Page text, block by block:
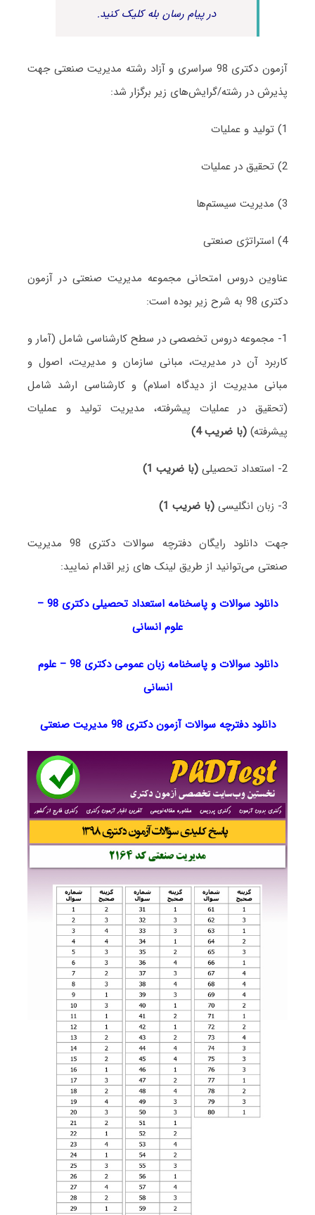
در پیام رسان بله کلیک کنید.
آزمون دکتری 98 سراسری و آزاد رشته مدیریت صنعتی جهت
پذیرش در رشته/گرایش‌های زیر برگزار شد:
1) تولید و عملیات
2) تحقیق در عملیات
3) مدیریت سیستم‏‌ها
4) استراتژی صنعتی
عناوین دروس امتحانی مجموعه مدیریت صنعتی در آزمون
دکتری 98 به شرح زیر بوده است:
1- مجموعه دروس تخصصی در سطح کارشناسی شامل (آمار و
کاربرد آن در مدیریت، مبانی سازمان و مدیریت، اصول و
مبانی مدیریت از دیدگاه اسلام) و کارشناسی ارشد شامل
(تحقیق در عملیات پیشرفته، مدیریت تولید و عملیات
پیشرفته) (با ضریب 4)
2- استعداد تحصیلی (با ضریب 1)
3- زبان انگلیسی (با ضریب 1)
جهت دانلود رایگان دفترچه سوالات دکتری 98 مدیریت
صنعتی می‌توانید از طریق لینک های زیر اقدام نمایید:
دانلود سوالات و پاسخنامه استعداد تحصیلی دکتری 98
–
علوم انسانی
دانلود سوالات و پاسخنامه زبان عمومی دکتری 98 – علوم
انسانی
دانلود دفترچه سوالات آزمون دکتری 98 مدیریت صنعتی